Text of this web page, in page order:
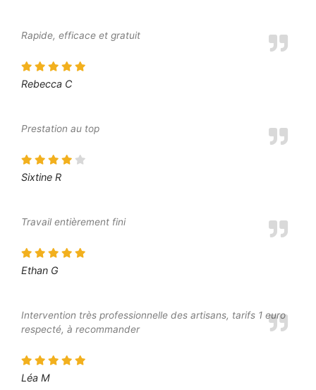
Rapide, efficace et gratuit
Rebecca C
Prestation au top
Sixtine R
Travail entièrement fini
Ethan G
Intervention très professionnelle des artisans, tarifs 1 euro
respecté, à recommander
Léa M